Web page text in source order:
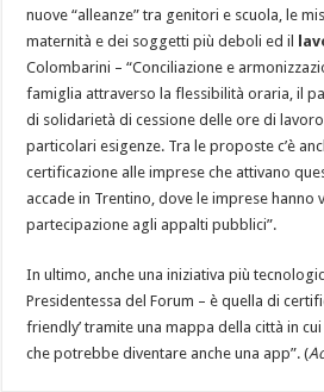
nuove “alleanze” tra genitori e scuola, le
maternità e dei soggetti più deboli ed il
Colombarini – “Conciliazione e
famiglia attraverso la flessibilità oraria, il
di solidarietà di cessione delle ore di
particolari esigenze. Tra le proposte c’è
certificazione alle imprese che attivano
accade in Trentino, dove le imprese hanno
partecipazione agli appalti pubblici”.
In ultimo, anche una iniziativa più
Presidentessa del Forum – è quella di
friendly’ tramite una mappa della città in
che potrebbe diventare anche una app”. (